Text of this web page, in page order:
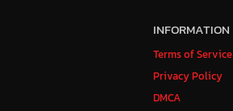
INFORMATION
Terms of Service
Privacy Policy
DMCA